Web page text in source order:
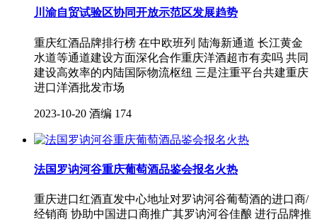
川渝自贸试验区协同开放示范区发展趋势
重庆红酒品牌排行榜 在中欧班列 陆海新通道 长江黄金
水道等通道建设方面深化合作重庆洋酒超市有卖吗 共同
建设高效率的内陆国际物流枢纽 三是注重平台共建重庆
进口洋酒批发市场
2023-10-20 酒编 174
法国罗讷河谷重庆葡萄酒品鉴会报名火热
重庆进口红酒直发中心地址对罗讷河谷葡萄酒的进口商/
经销商 协助中国进口商推广其罗讷河谷佳酿 进行品牌推